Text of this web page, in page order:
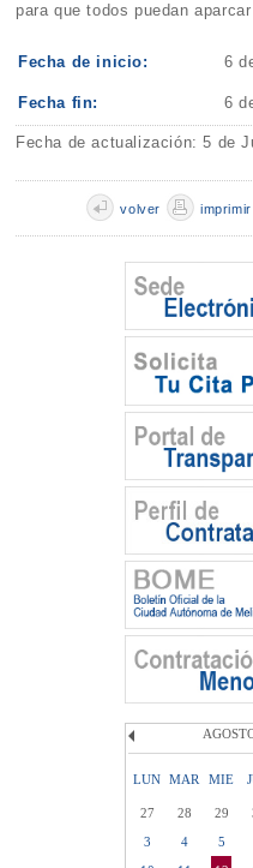
para que todos puedan
Fecha de inicio: 6
Fecha fin: 6
Fecha de actualización: 5 de
imprimir
volver
LUN MAR MIE
27 28 29
3
4 5